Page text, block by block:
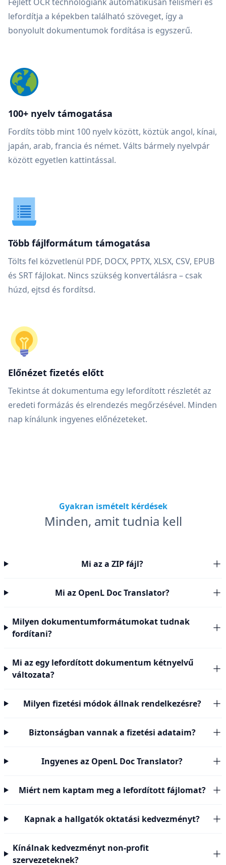
lefordítja a képekben található szöveget, így a
bonyolult dokumentumok fordítása is egyszerű.
100+ nyelv támogatása
Fordíts több mint 100 nyelv között, köztük angol, kínai,
japán, arab, francia és német. Válts bármely nyelvpár
között egyetlen kattintással.
Több fájlformátum támogatása
Tölts fel közvetlenül PDF, DOCX, PPTX, XLSX, CSV, EPUB
és SRT fájlokat. Nincs szükség konvertálásra – csak
húzd, ejtsd és fordítsd.
Előnézet fizetés előtt
Tekintse át dokumentuma egy lefordított részletét az
eredeti formázás és elrendezés megőrzésével. Minden
nap kínálunk ingyenes előnézeteket.
Gyakran ismételt kérdések
Minden, amit tudnia kell
Mi az a ZIP fájl?
Mi az OpenL Doc Translator?
Milyen dokumentumformátumokat tudnak
fordítani?
Mi az egy lefordított dokumentum kétnyelvű
változata?
Milyen fizetési módok állnak rendelkezésre?
Biztonságban vannak a fizetési adataim?
Ingyenes az OpenL Doc Translator?
Miért nem kaptam meg a lefordított fájlomat?
Kapnak a hallgatók oktatási kedvezményt?
Kínálnak kedvezményt non-profit
szervezeteknek?